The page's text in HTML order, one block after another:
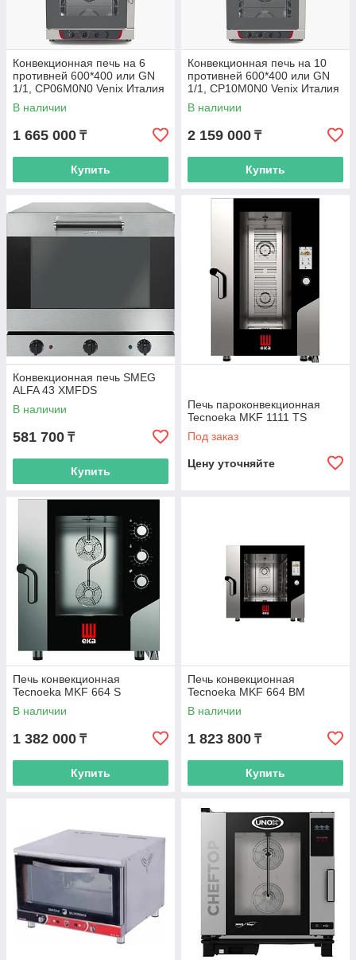
Конвекционная печь на 6
противней 600*400 или GN
1/1, CP06M0N0 Venix Италия
В наличии
1 665 000 ₸
Купить
Конвекционная печь на 10
противней 600*400 или GN
1/1, CP10M0N0 Venix Италия
В наличии
2 159 000 ₸
Купить
Конвекционная печь SMEG
ALFA 43 XMFDS
В наличии
581 700 ₸
Купить
Печь пароконвекционная
Tecnoeka MKF 1111 TS
Под заказ
Цену уточняйте
Печь конвекционная
Tecnoeka MKF 664 S
В наличии
1 382 000 ₸
Купить
Печь конвекционная
Tecnoeka MKF 664 BM
В наличии
1 823 800 ₸
Купить